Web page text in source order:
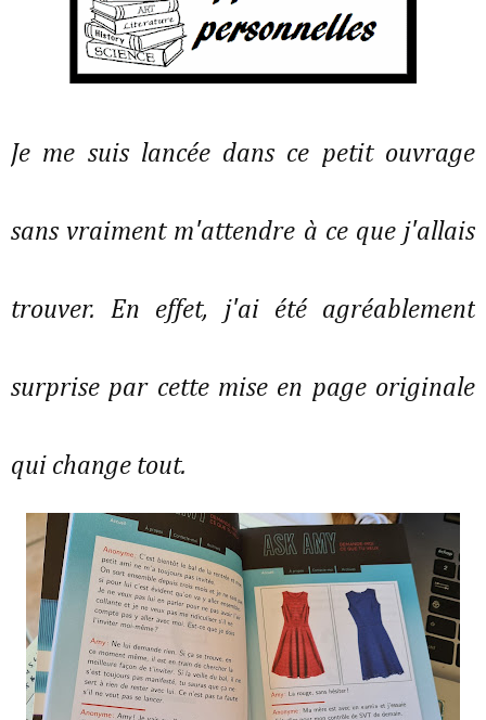
Je me suis lancée dans ce petit ouvrage
sans vraiment m'attendre à ce que j'allais
trouver. En effet, j'ai été agréablement
surprise par cette mise en page originale
qui change tout.